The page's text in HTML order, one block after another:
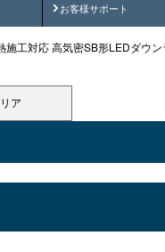
お客様サポート
安全にご使用い
施工対応 高気密SB形LEDダウン
ア